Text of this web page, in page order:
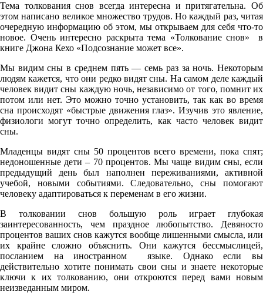
Тема толкования снов всегда интересна и притягательна. Об
этом написано великое множество трудов. Но каждый раз, читая
очередную информацию об этом, мы открываем для себя что-то
новое. Очень интересно раскрыта тема «Толкование снов» в
книге Джона Кехо «Подсознание может все».
Мы видим сны в среднем пять — семь раз за ночь. Некоторым
людям кажется, что они редко видят сны. На самом деле каждый
человек видит сны каждую ночь, независимо от того, помнит их
потом или нет. Это можно точно установить, так как во время
сна происходят «быстрые движения глаз». Изучив это явление,
физиологи могут точно определить, как часто человек видит
сны.
Младенцы видят сны 50 процентов всего времени, пока спят;
недоношенные дети – 70 процентов. Мы чаще видим сны, если
предыдущий день был наполнен переживаниями, активной
учебой, новыми событиями. Следовательно, сны помогают
человеку адаптироваться к переменам в его жизни.
В толковании снов большую роль играет глубокая
заинтересованность, чем праздное любопытство. Девяносто
процентов ваших снов кажутся вообще лишенными смысла, или
их крайне сложно объяснить. Они кажутся бессмыслицей,
посланием на иностранном языке. Однако если вы
действительно хотите понимать свои сны и знаете некоторые
ключи к их толкованию, они откроются перед вами новым
неизведанным миром.